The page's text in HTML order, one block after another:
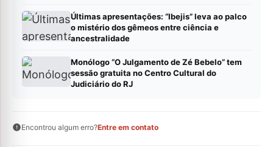
Últimas apresentações: “Ibejis” leva ao palco
o mistério dos gêmeos entre ciência e
ancestralidade
Monólogo “O Julgamento de Zé Bebelo” tem
sessão gratuita no Centro Cultural do
Judiciário do RJ
Encontrou algum erro?Entre em contato